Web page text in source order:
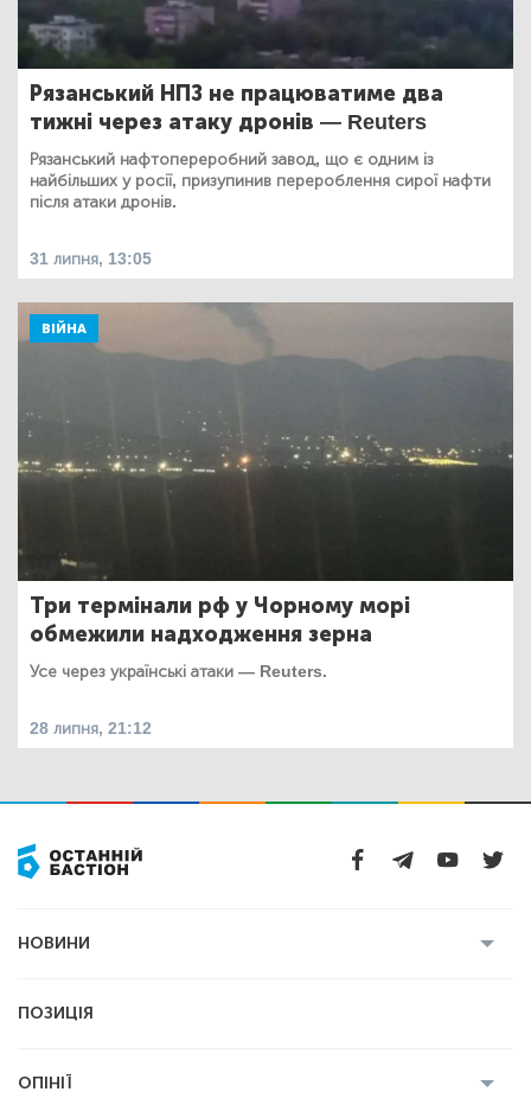
Рязанський НПЗ не працюватиме два
тижні через атаку дронів — Reuters
Рязанський нафтопереробний завод, що є одним із
найбільших у росії, призупинив перероблення сирої нафти
після атаки дронів.
31 липня, 13:05
ВІЙНА
Три термінали рф у Чорному морі
обмежили надходження зерна
Усе через українські атаки — Reuters.
28 липня, 21:12
НОВИНИ
Економіка
ПОЗИЦІЯ
ОПІНІЇ